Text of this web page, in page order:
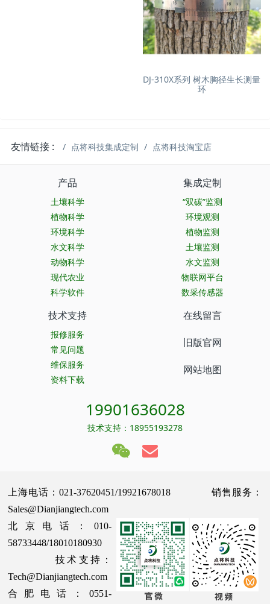
DJ-310X系列 树木胸径生长测量
环
友情链接 : 点将科技集成定制 点将科技淘宝店
产品
土壤科学
植物科学
环境科学
水文科学
动物科学
现代农业
科学软件
集成定制
“双碳”监测
环境观测
植物监测
土壤监测
水文监测
物联网平台
数采传感器
技术支持
报修服务
常见问题
维保服务
资料下载
在线留言
旧版官网
网站地图
19901636028
技术支持：18955193278
上海电话：021-37620451/19921678018 销售服务：
Sales@Dianjiangtech.com
北京电话：010-
58733448/18010180930
技术支持：
Tech@Dianjiangtech.com
合肥电话：0551-